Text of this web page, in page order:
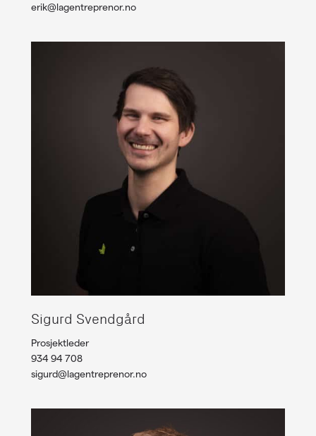
erik@lagentreprenor.no
Sigurd Svendgård
Prosjektleder
934 94 708
sigurd@lagentreprenor.no